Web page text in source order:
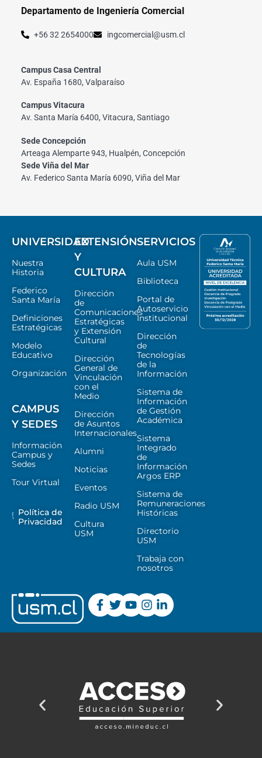
Departamento de Ingeniería Comercial
+56 32 2654000 ingcomercial@usm.cl
Campus Casa Central
Av. España 1680, Valparaíso
Campus Vitacura
Av. Santa María 6400, Vitacura, Santiago
Sede Concepción
Arteaga Alemparte 943, Hualpén, Concepción
Sede Viña del Mar
Av. Federico Santa María 6090, Viña del Mar
UNIVERSIDAD
Nuestra
Historia
Federico
Santa María
Definiciones
Estratégicas
Modelo
Educativo
Organización
CAMPUS
Y SEDES
Información
Campus y
Sedes
Tour Virtual
Política de
Privacidad
EXTENSIÓN
Y
CULTURA
Dirección
de
Comunicaciones
Estratégicas
y Extensión
Cultural
Dirección
General de
Vinculación
con el
Medio
Dirección
de Asuntos
Internacionales
Alumni
Noticias
Eventos
Radio USM
Cultura
USM
SERVICIOS
Aula USM
Biblioteca
Portal de
Autoservicio
Institucional
Dirección
de
Tecnologías
de la
Información
Sistema de
Información
de Gestión
Académica
Sistema
Integrado
de
Información
Argos ERP
Sistema de
Remuneraciones
Históricas
Directorio
USM
Trabaja con
nosotros